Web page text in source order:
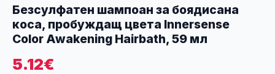
Безсулфатен шампоан за боядисана
коса, пробуждащ цвета Innersense
Color Awakening Hairbath, 59 мл
5.12€